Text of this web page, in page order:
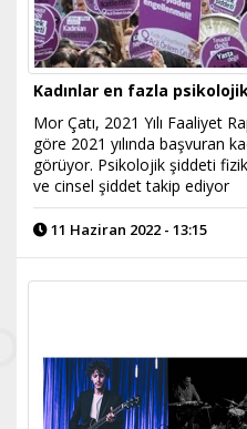
Kadınlar en fazla
Mor Çatı, 2021 Yılı Faaliyet
göre 2021 yılında başvuran
görüyor. Psikolojik şiddeti
ve cinsel şiddet takip ediyor
11 Haziran 2022 - 13:15